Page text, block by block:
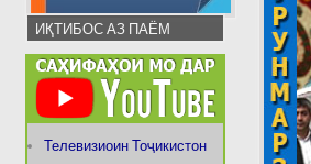
ИҚТИБОС АЗ ПАЁМ
Телевизиоин Тоҷикистон